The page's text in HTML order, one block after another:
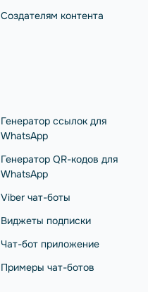
Создателям контента
Генератор ссылок для
WhatsApp
Генератор QR-кодов для
WhatsApp
Viber чат-боты
Виджеты подписки
Чат-бот приложение
Примеры чат-ботов